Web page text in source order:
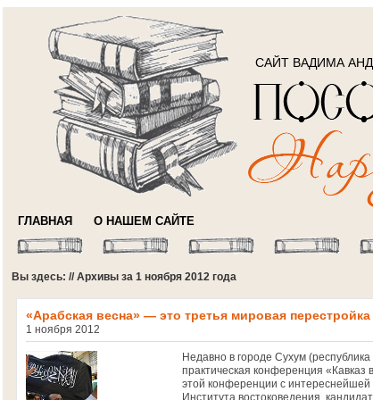
САЙТ ВАДИМА
ГЛАВНАЯ О НАШЕМ САЙТЕ
Вы здесь: // Архивы за 1 ноября 2012 года
«Арабская весна» — это третья мировая перестройка
1 ноября 2012
Недавно в городе Сухум
практическая конференция
этой конференции с
Института востоковедения,